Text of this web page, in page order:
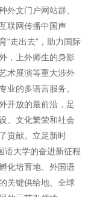
文门户网站群、
联网传播中国声
“走出去”，助力国际
，上外师生的身影
术展演等重大涉外
的多语言服务。
开放的最前沿，足
、文化繁荣和社会
贡献。立足新时
语大学的奋进新征程
化培育地、外国语
关键供给地、全球